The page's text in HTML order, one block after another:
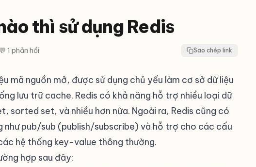
thì sử dụng Redis
💬 1 phản hồi Sao chép link
mã nguồn mở, được sử dụng chủ yếu làm cơ sở dữ liệu
lưu trữ cache. Redis có khả năng hỗ trợ nhiều loại dữ
sorted set, và nhiều hơn nữa. Ngoài ra, Redis cũng có
như pub/sub (publish/subscribe) và hỗ trợ cho các cấu
hệ thống key-value thông thường.
hợp sau đây: